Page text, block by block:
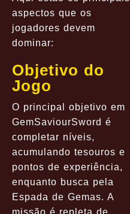
aspectos que os
jogadores devem
dominar:
Objetivo do
Jogo
O principal objetivo em
GemSaviourSword é
completar níveis,
acumulando tesouros e
pontos de experiência,
enquanto busca pela
Espada de Gemas. A